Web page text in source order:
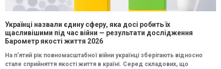
Українці назвали єдину сферу, яка досі робить їх
щасливішими під час війни — результати дослідження
Барометр якості життя 2026
На п’ятий рік повномасштабної війни українці зберігають відносно
стале сприйняття якості життя в країні. Серед складових, що